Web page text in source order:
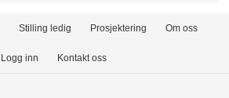
Stilling ledig Prosjektering Om oss
Logg inn Kontakt oss